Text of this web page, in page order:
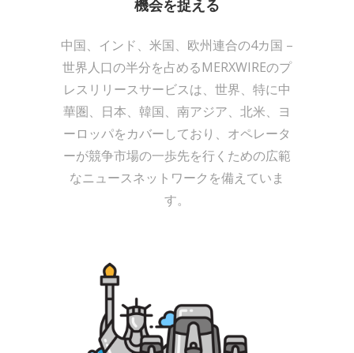
機会を捉える
中国、インド、米国、欧州連合の4カ国 –
世界人口の半分を占めるMERXWIREのプ
レスリリースサービスは、世界、特に中
華圏、日本、韓国、南アジア、北米、ヨ
ーロッパをカバーしており、オペレータ
ーが競争市場の一歩先を行くための広範
なニュースネットワークを備えていま
す。